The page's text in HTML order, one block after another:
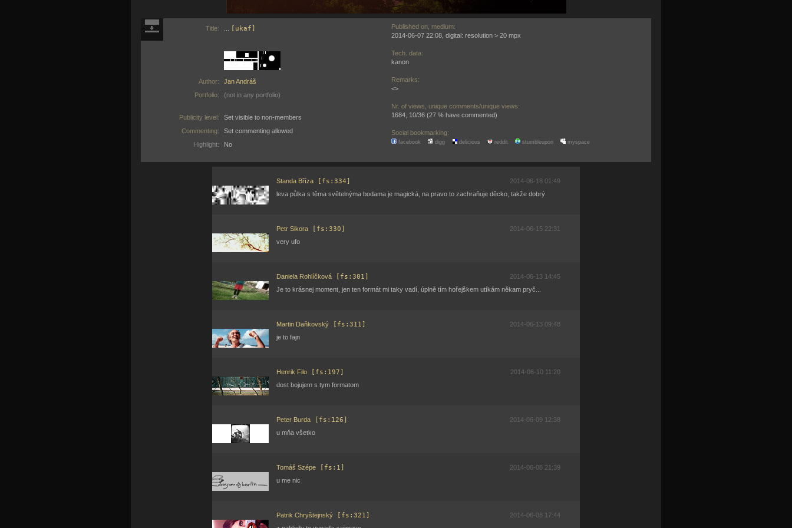
Title: [ukaf]
Author:
Jan Andráš
Portfolio:
(not in any portfolio)
Publicity level:
Set visible to non-members
Commenting:
Set commenting allowed
Highlight:
No
Published on, medium:
2014-06-07 22:08, digital: resolution > 20 mpx
Tech. data:
kanon
Remarks:
<>
Nr. of views, unique comments/unique views:
1684, 10/36 (27 % have commented)
Social bookmarking:
facebook digg delicious reddit stumbleupon myspace
Standa Bříza [fs:334]
2014-06-18 01:49
leva půlka s těma světelnýma bodama je magická, na pravo to zachraňuje děcko, takže dobrý.
Petr Sikora [fs:330]
2014-06-15 22:31
very ufo
Daniela Rohlíčková [fs:301]
2014-06-13 14:45
Je to krásnej moment, jen ten formát mi taky vadí, úplně tím hořejškem utíkám někam pryč...
Martin Daňkovský [fs:311]
2014-06-13 09:48
je to fajn
Henrik Filo [fs:197]
2014-06-10 11:20
dost bojujem s tym formatom
Peter Burda [fs:126]
2014-06-09 12:38
u mňa všetko
Tomáš Szépe [fs:1]
2014-06-08 21:39
u me nic
Patrik Chryštejnský [fs:321]
2014-06-08 17:44